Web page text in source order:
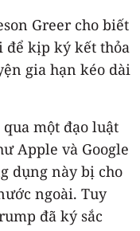
Greer cho biết
để kịp ký kết thỏa
gia hạn kéo dài
một đạo luật
Apple và Google
dụng này bị cho
ngoài. Tuy
đã ký sắc